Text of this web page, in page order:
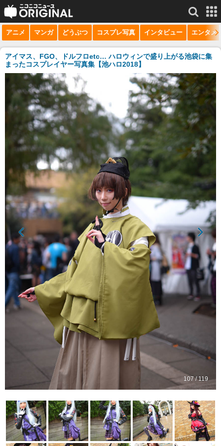
サービス一覧 もっと見る
生放送
ニュース
チャンネル
マンガ
ニコニコQ
アニメ マンガ どうぶつ コスプレ写真 インタビュー エンタメ
アイマス、FGO、ドルフロetc… ハロウィンで盛り上がる池袋に集
まったコスプレイヤー写真集【池ハロ2018】
107 / 119